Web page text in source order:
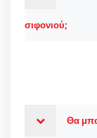
σιφονιού;
Θα